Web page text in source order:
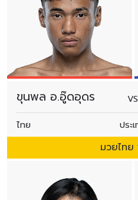
ขุนพล อ.อู๊ดอุดร VS
ไทย ประ
มวยไทย
นโยบายความเป็นส่วนตั
ยกเลิกการสมัครรับข่